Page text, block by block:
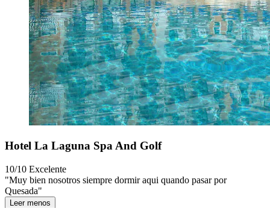
Hotel La Laguna Spa And Golf
10/10 Excelente
"Muy bien nosotros siempre dormir aqui quando pasar por
Quesada"
Leer menos